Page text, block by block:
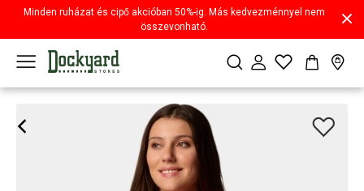
Minden ruházat és cipő akcióban 50%-ig. Más kedvezménnyel nem
összevonható.